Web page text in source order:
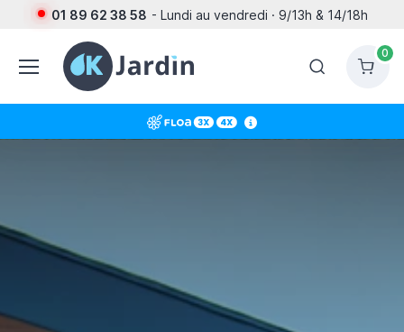
01 89 62 38 58 - Lundi au vendredi · 9/13h & 14/18h
0